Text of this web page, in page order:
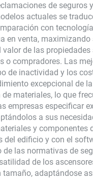
de
actuales se
con
en venta,
de las
compradores. Las
de inactividad y los
excepcional de
materiales, lo que
empresas especificar
a sus
y
edificio y con el
las normativas de
de los
adaptándose